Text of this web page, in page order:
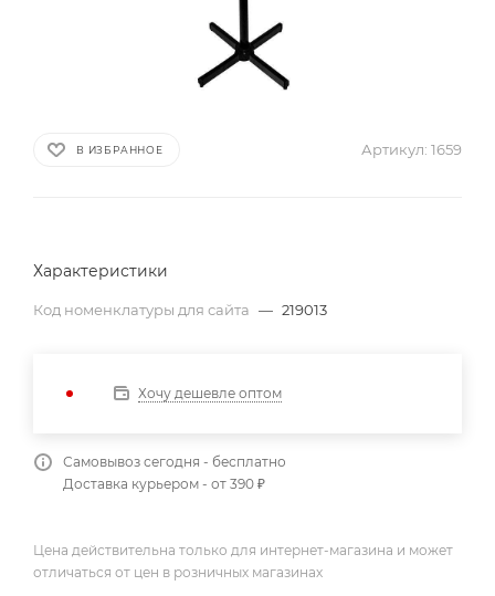
В ИЗБРАННОЕ Артикул: 1659
Характеристики
Код номенклатуры для сайта — 219013
Хочу дешевле оптом
Самовывоз сегодня - бесплатно
Доставка курьером - от 390 ₽
Цена действительна только для интернет-магазина и может
отличаться от цен в розничных магазинах